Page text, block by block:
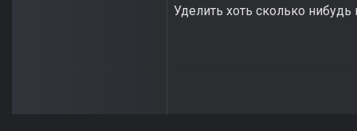
Уделить хоть сколько